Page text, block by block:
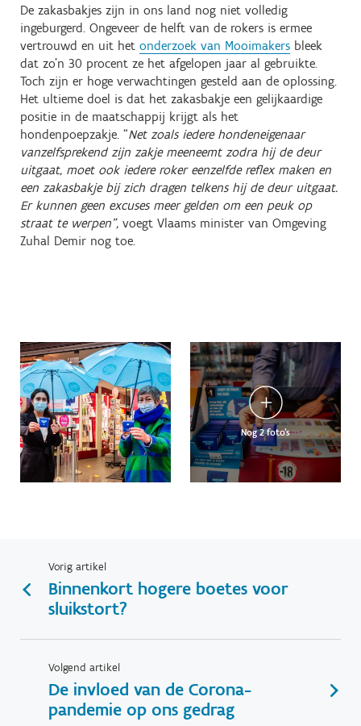
De zakasbakjes zijn in ons land nog niet volledig
ingeburgerd. Ongeveer de helft van de rokers is ermee
vertrouwd en uit het onderzoek van Mooimakers bleek
dat zo’n 30 procent ze het afgelopen jaar al gebruikte.
Toch zijn er hoge verwachtingen gesteld aan de oplossing.
Het ultieme doel is dat het zakasbakje een gelijkaardige
positie in de maatschappij krijgt als het
hondenpoepzakje. “Net zoals iedere hondeneigenaar
vanzelfsprekend zijn zakje meeneemt zodra hij de deur
uitgaat, moet ook iedere roker eenzelfde reflex maken en
een zakasbakje bij zich dragen telkens hij de deur uitgaat.
Er kunnen geen excuses meer gelden om een peuk op
straat te werpen", voegt Vlaams minister van Omgeving
Zuhal Demir nog toe.
Nog 2 foto's
Vorig artikel
Binnenkort hogere boetes voor
sluikstort?
Volgend artikel
De invloed van de Corona-
pandemie op ons gedrag